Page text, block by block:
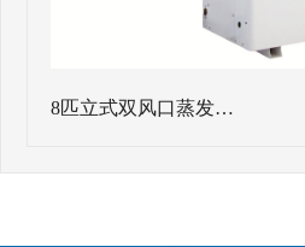
8匹立式双风口蒸发…